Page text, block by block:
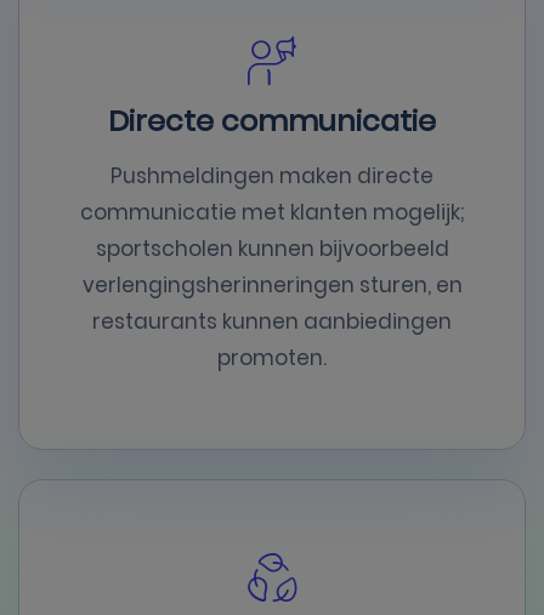
Directe communicatie
Pushmeldingen maken directe
communicatie met klanten mogelijk;
sportscholen kunnen bijvoorbeeld
verlengingsherinneringen sturen, en
restaurants kunnen aanbiedingen
promoten.